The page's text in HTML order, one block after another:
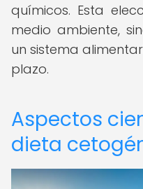
químicos. Esta
medio ambiente,
un sistema
plazo.
Aspectos
dieta